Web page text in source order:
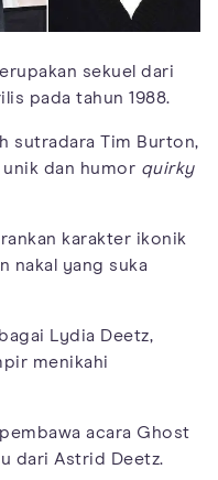
sekuel dari
pada tahun 1988.
sutradara Tim Burton,
dan humor quirky
karakter ikonik
nakal yang suka
Lydia Deetz,
menikahi
acara Ghost
dari Astrid Deetz.